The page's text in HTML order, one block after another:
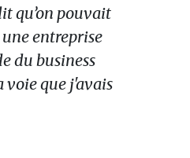
qu’on pouvait
entreprise
du business
voie que j'avais